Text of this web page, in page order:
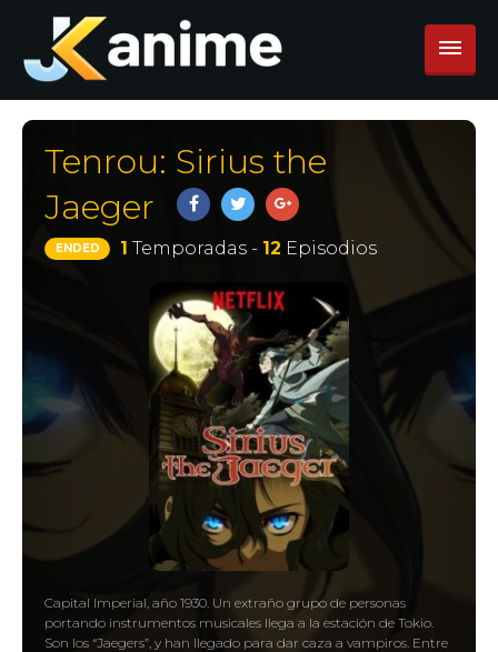
Tenrou: Sirius the
Jaeger
ENDED 1 Temporadas - 12 Episodios
Capital Imperial, año 1930. Un extraño grupo de personas
portando instrumentos musicales llega a la estación de Tokio.
Son los “Jaegers”, y han llegado para dar caza a vampiros. Entre